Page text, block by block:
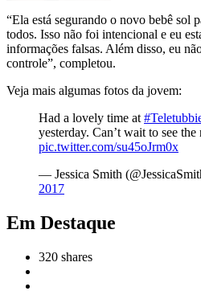
“Ela está segurando o novo bebê sol
todos. Isso não foi intencional e eu
informações falsas. Além disso, eu
controle”, completou.
Veja mais algumas fotos da jovem:
Had a lovely time at
yesterday. Can’t wait to see the
pic.twitter.com/su45oJrm0x
— Jessica Smith
2017
Em Destaque
320 shares